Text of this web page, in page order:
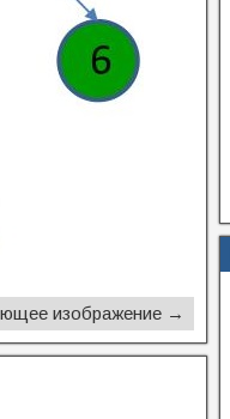
изображение →